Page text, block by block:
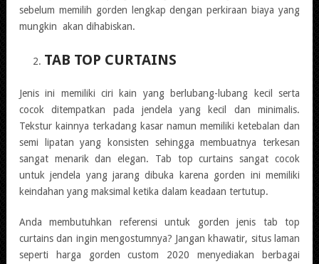
sebelum memilih gorden lengkap dengan perkiraan biaya yang
mungkin akan dihabiskan.
TAB TOP CURTAINS
Jenis ini memiliki ciri kain yang berlubang-lubang kecil serta
cocok ditempatkan pada jendela yang kecil dan minimalis.
Tekstur kainnya terkadang kasar namun memiliki ketebalan dan
semi lipatan yang konsisten sehingga membuatnya terkesan
sangat menarik dan elegan. Tab top curtains sangat cocok
untuk jendela yang jarang dibuka karena gorden ini memiliki
keindahan yang maksimal ketika dalam keadaan tertutup.
Anda membutuhkan referensi untuk gorden jenis tab top
curtains dan ingin mengostumnya? Jangan khawatir, situs laman
seperti harga gorden custom 2020 menyediakan berbagai